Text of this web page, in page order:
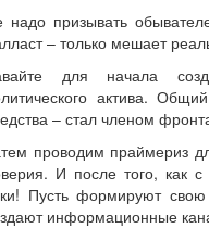
надо призывать
– только мешает
для начала
актива.
– стал членом
проводим праймериз
И после того, как
Пусть формируют свою
информационные